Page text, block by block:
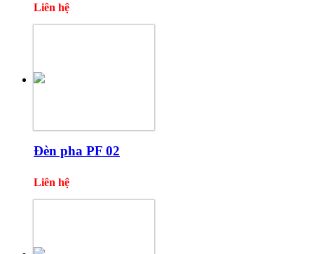
Liên hệ
Đèn pha PF 02
Liên hệ